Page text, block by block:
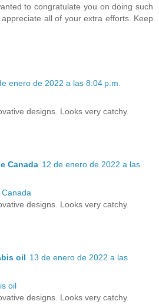
to congratulate you on doing such
all of your extra efforts. Keep
enero de 2022 a las 8:04 p.m.
designs. Looks very catchy.
Canada 12 de enero de 2022 a las
designs. Looks very catchy.
oil 13 de enero de 2022 a las
oil
designs. Looks very catchy.